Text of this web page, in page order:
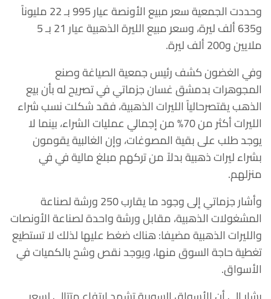
وحددت الجمعية سعر مبيع الأونصة عيار 995 بـ 22 مليوناً
و635 ألف ليرة، وسعر مبيع الليرة الذهبية عيار 21 بـ 5
ملايين و200 ألف ليرة.
وفي الغضون كشف رئيس جمعية الصياغة وصنع
المجوهرات بدمشق غسان جزماتي في تصريح له بأن بيع
الذهب يقتصرحالياً الليرات الذهبية، فقد شكلت نسب شراء
الليرات أكثر من 70% من إجمالي عمليات الشراء، بينما لا
يوجد طلب على بقية المصوغات، وإن الغالبية يقومون
بشراء ليرات ذهبية بدلاً من تركهم مبلغ مالية في في
منزلهم.
وأشار جزماتي إلى وجود ما يقارب 250 ورشة لصناعة
المشغولات الذهبية، مقابل ورشة واحدة لصناعة الأونصات
والليرات الذهبية مضيفا: هناك ضغط عليها لذلك لا تستطيع
تغطية حاجة السوق منها، ويوجد نقص وشح بالكميات في
الأسواق.